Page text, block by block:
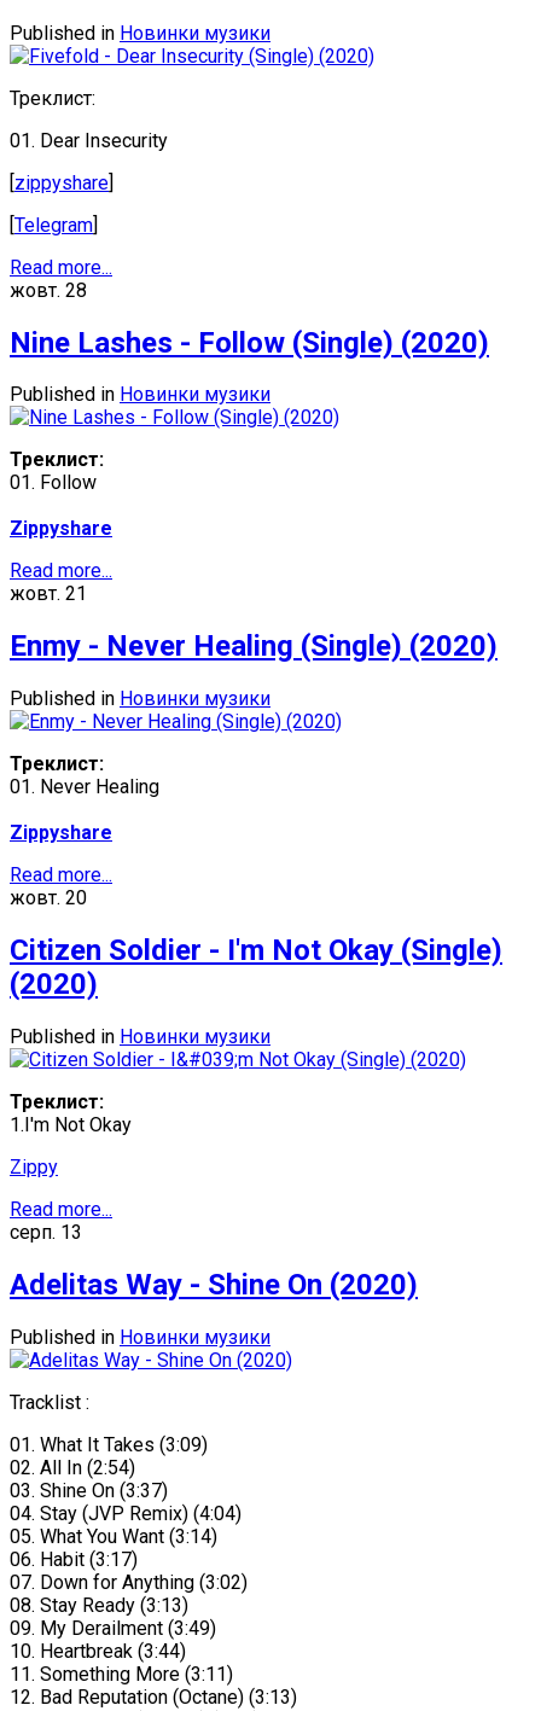
Published in Новинки музики
Треклист:
01. Dear Insecurity
[zippyshare]
[Telegram]
Read more...
жовт. 28
Nine Lashes - Follow (Single) (2020)
Published in Новинки музики
Треклист:
01. Follow
Zippyshare
Read more...
жовт. 21
Enmy - Never Healing (Single) (2020)
Published in Новинки музики
Треклист:
01. Never Healing
Zippyshare
Read more...
жовт. 20
Citizen Soldier - I'm Not Okay (Single)
(2020)
Published in Новинки музики
Треклист:
1.I'm Not Okay
Zippy
Read more...
серп. 13
Adelitas Way - Shine On (2020)
Published in Новинки музики
Tracklist :
01. What It Takes (3:09)
02. All In (2:54)
03. Shine On (3:37)
04. Stay (JVP Remix) (4:04)
05. What You Want (3:14)
06. Habit (3:17)
07. Down for Anything (3:02)
08. Stay Ready (3:13)
09. My Derailment (3:49)
10. Heartbreak (3:44)
11. Something More (3:11)
12. Bad Reputation (Octane) (3:13)